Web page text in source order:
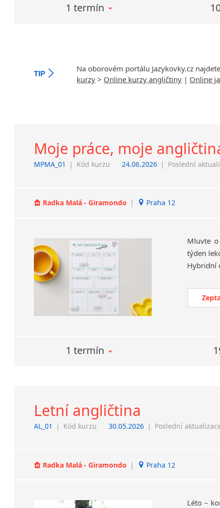
1 termín
TIP
Na oborovém portálu Jazykovky.cz
kurzy > Online kurzy angličtiny | Online
Moje práce, moje
MPMA_01 | Kód kurzu 24.06.2026 | Poslední
Radka Malá - Giramondo | Praha 12
Mluvte
týden
1 termín
Letní angličtina
AL_01 | Kód kurzu 30.05.2026 | Poslední
Radka Malá - Giramondo | Praha 12
Léto –